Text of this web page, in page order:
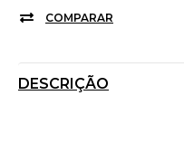
COMPARAR
DESCRIÇÃO